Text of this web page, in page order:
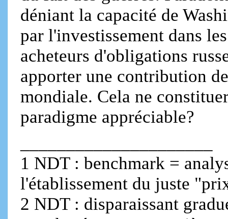
déniant la capacité de
par l'investissement dans
acheteurs d'obligations
apporter une contribution
mondiale. Cela ne
paradigme appréciable?
1 NDT : benchmark =
l'établissement du juste
2 NDT : disparaissant